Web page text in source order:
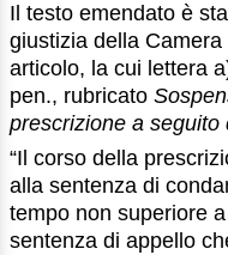
Il testo emendato è
giustizia della
articolo, la cui lettera
pen., rubricato
prescrizione a seguito
“Il corso della
alla sentenza di
tempo non superiore
sentenza di appello